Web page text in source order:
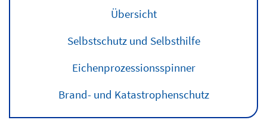
Übersicht
Selbstschutz und Selbsthilfe
Eichenprozessionsspinner
Brand- und Katastrophenschutz